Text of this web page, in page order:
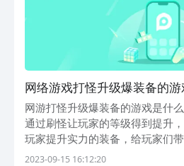
网络游戏打怪升级爆装备的
打怪升级爆装备的游戏手机
网游打怪升级爆装备的游戏是什
通过刷怪让玩家的等级得到提升
玩家提升实力的装备，给玩家们
乐。而为了让更多人能享受到这
2023-09-15 16:12:20